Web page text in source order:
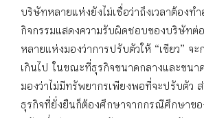
บริษัทหลายแห่งยังไม่เชื่อว่าถึงเวลาต้องทำ
กิจกรรมแสดงความรับผิดชอบของบริษัทต่
หลายแห่งมองว่าการปรับตัวให้ “เขียว” จ
เกินไป ในขณะที่ธุรกิจขนาดกลางและขนา
มองว่าไม่มีทรัพยากรเพียงพอที่จะปรับตัว
ธุรกิจที่ยั่งยืนก็ต้องศึกษาจากกรณีศึกษาขอ